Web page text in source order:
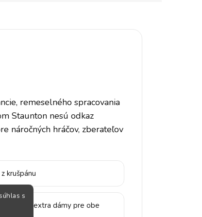
s
remeselného spracovania
Staunton nesú odkaz
náročných hráčov, zberateľov
krušpánu
balenia sú extra dámy pre obe